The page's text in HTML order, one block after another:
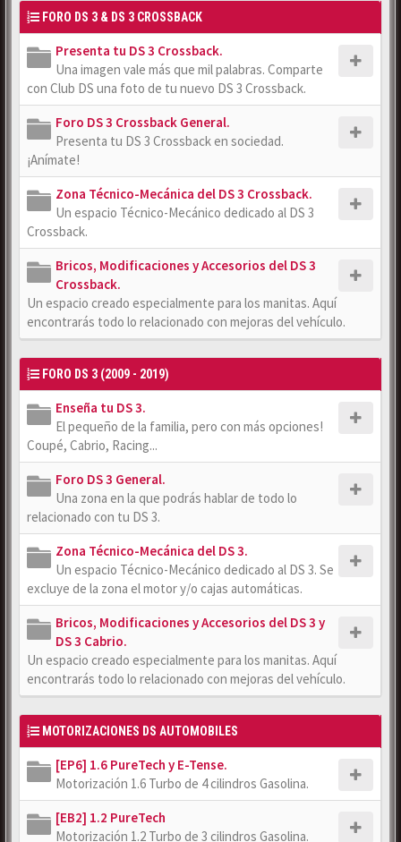
FORO DS 3 & DS 3 CROSSBACK
Presenta tu DS 3 Crossback.
Una imagen vale más que mil palabras. Comparte
con Club DS una foto de tu nuevo DS 3 Crossback.
Foro DS 3 Crossback General.
Presenta tu DS 3 Crossback en sociedad.
¡Anímate!
Zona Técnico-Mecánica del DS 3 Crossback.
Un espacio Técnico-Mecánico dedicado al DS 3
Crossback.
Bricos, Modificaciones y Accesorios del DS 3
Crossback.
Un espacio creado especialmente para los manitas. Aquí
encontrarás todo lo relacionado con mejoras del vehículo.
FORO DS 3 (2009 - 2019)
Enseña tu DS 3.
El pequeño de la familia, pero con más opciones!
Coupé, Cabrio, Racing...
Foro DS 3 General.
Una zona en la que podrás hablar de todo lo
relacionado con tu DS 3.
Zona Técnico-Mecánica del DS 3.
Un espacio Técnico-Mecánico dedicado al DS 3. Se
excluye de la zona el motor y/o cajas automáticas.
Bricos, Modificaciones y Accesorios del DS 3 y
DS 3 Cabrio.
Un espacio creado especialmente para los manitas. Aquí
encontrarás todo lo relacionado con mejoras del vehículo.
MOTORIZACIONES DS AUTOMOBILES
[EP6] 1.6 PureTech y E-Tense.
Motorización 1.6 Turbo de 4 cilindros Gasolina.
[EB2] 1.2 PureTech
Motorización 1.2 Turbo de 3 cilindros Gasolina.